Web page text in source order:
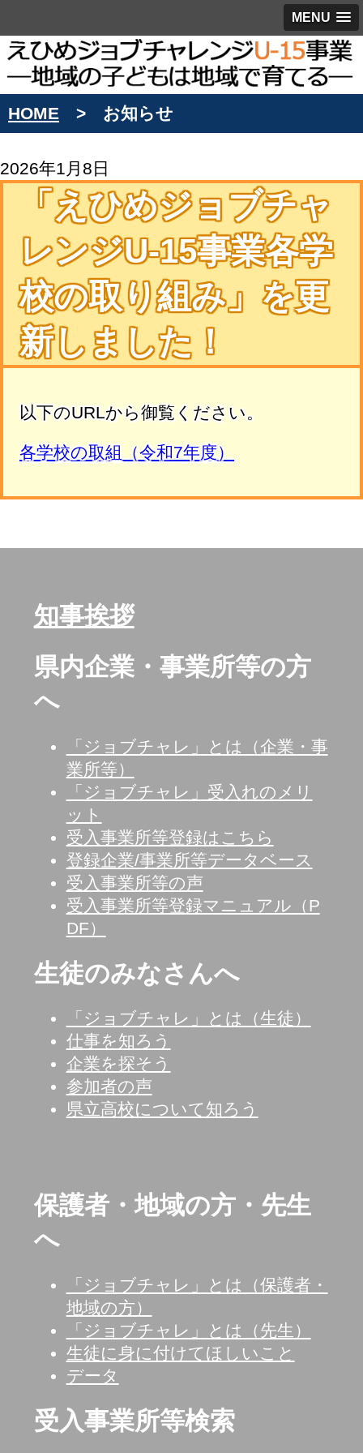
MENU
HOME お知らせ
2026年1月8日
「えひめジョブチャ
レンジU-15事業各学
校の取り組み」を更
新しました！
以下のURLから御覧ください。
各学校の取組（令和7年度）
知事挨拶
県内企業・事業所等の方
へ
「ジョブチャレ」とは（企業・事
業所等）
「ジョブチャレ」受入れのメリ
ット
受入事業所等登録はこちら
登録企業/事業所等データベース
受入事業所等の声
受入事業所等登録マニュアル（P
DF）
生徒のみなさんへ
「ジョブチャレ」とは（生徒）
仕事を知ろう
企業を探そう
参加者の声
県立高校について知ろう
保護者・地域の方・先生
へ
「ジョブチャレ」とは（保護者・
地域の方）
「ジョブチャレ」とは（先生）
生徒に身に付けてほしいこと
データ
受入事業所等検索